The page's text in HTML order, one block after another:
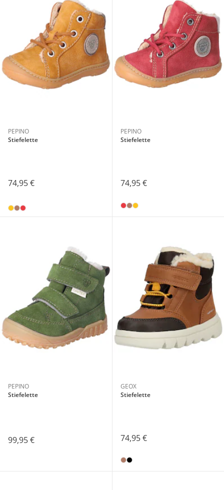
PEPINO
Stiefelette
74,95 €
PEPINO
Stiefelette
74,95 €
PEPINO
Stiefelette
99,95 €
GEOX
Stiefelette
74,95 €